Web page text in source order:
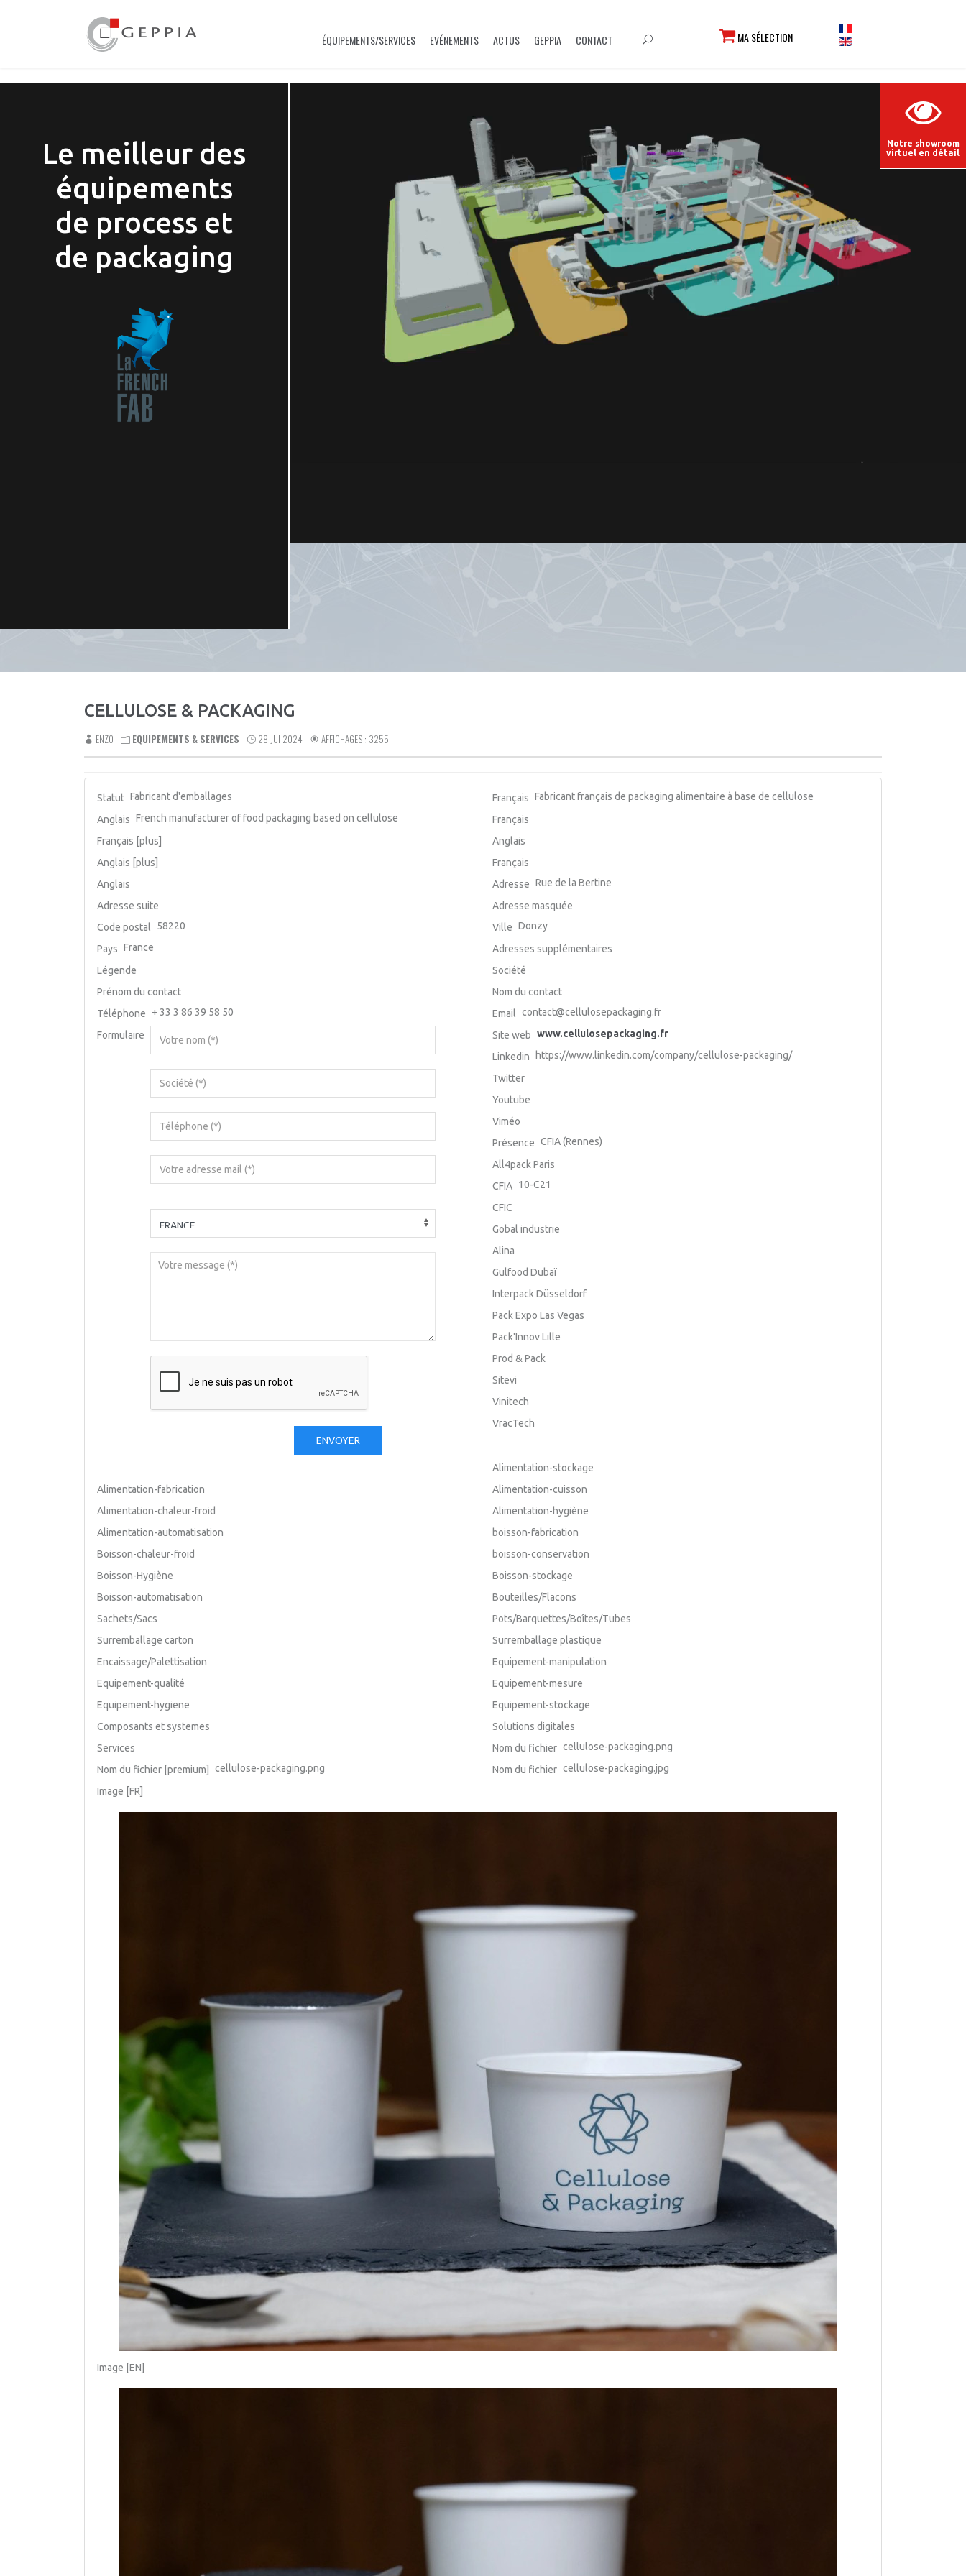
ÉQUIPEMENTS/SERVICES EVÉNEMENTS ACTUS GEPPIA CONTACT MA SÉLECTION
Le meilleur des
équipements
de process et
de packaging
Notre showroom
virtuel en détail
CELLULOSE & PACKAGING
ENZO EQUIPEMENTS & SERVICES 28 JUI 2024 AFFICHAGES : 3255
Statut Fabricant d'emballages Français Fabricant français de packaging alimentaire à base de cellulose
Anglais French manufacturer of food packaging based on cellulose
Français
Français [plus]
Anglais
Anglais [plus]
Français
Anglais
Adresse Rue de la Bertine
Adresse suite
Adresse masquée
Code postal
58220 Ville Donzy
Pays France
Adresses supplémentaires
Légende
Société
Prénom du contact
Nom du contact
Téléphone
+ 33 3 86 39 58 50 Email contact@cellulosepackaging.fr
Formulaire
ENVOYER
Site web www.cellulosepackaging.fr
Linkedin
https://www.linkedin.com/company/cellulose-packaging/
Twitter
Youtube
Viméo
Présence CFIA (Rennes)
All4pack Paris
CFIA 10-C21
CFIC
Gobal industrie
Alina
Gulfood Dubaï
Interpack Düsseldorf
Pack Expo Las Vegas
Pack'Innov Lille
Prod & Pack
Sitevi
Vinitech
VracTech
Alimentation-stockage
Alimentation-fabrication
Alimentation-cuisson
Alimentation-chaleur-froid
Alimentation-hygiène
Alimentation-automatisation
boisson-fabrication
Boisson-chaleur-froid
boisson-conservation
Boisson-Hygiène
Boisson-stockage
Boisson-automatisation
Bouteilles/Flacons
Sachets/Sacs
Pots/Barquettes/Boîtes/Tubes
Surremballage carton
Surremballage plastique
Encaissage/Palettisation
Equipement-manipulation
Equipement-qualité
Equipement-mesure
Equipement-hygiene
Equipement-stockage
Composants et systemes
Solutions digitales
Services
Nom du fichier cellulose-packaging.png
Nom du fichier [premium]
cellulose-packaging.png Nom du fichier cellulose-packaging.jpg
Image [FR]
Image [EN]